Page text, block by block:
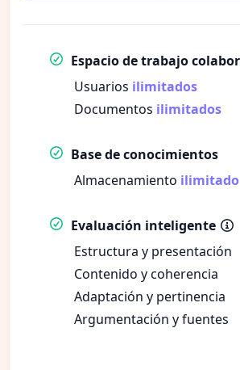
Espacio de trabajo
Usuarios ilimitados
Documentos ilimitados
Base de conocimientos
Almacenamiento ilimitado
Evaluación inteligente
Estructura y presentación
Contenido y coherencia
Adaptación y pertinencia
Argumentación y fuentes